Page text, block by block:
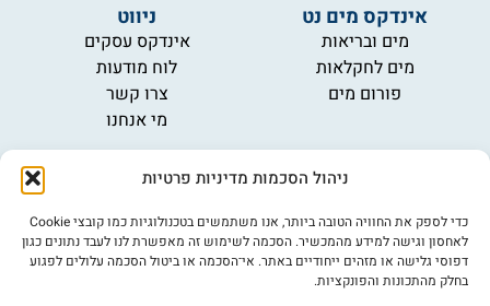
ניהול הסכמות מדיניות פרטיות
כדי לספק את החוויה הטובה ביותר, אנו משתמשים בטכנולוגיות כמו קובצי Cookie
לאחסון וגישה למידע מהמכשיר. הסכמה לשימוש זה מאפשרת לנו לעבד נתונים כגון
דפוסי גלישה או מזהים ייחודיים באתר. אי־הסכמה או ביטול הסכמה עלולים לפגוע
בחלק מהתכונות והפונקציות.
אינדקס מים נט
מים ובריאות
מים לחקלאות
פורום מים
ניווט
אינדקס עסקים
לוח מודעות
צרו קשר
מי אנחנו
מידע
תקנון
הרשמה לניוזלטר
פרסמו אצלנו
הצהרת נגישות